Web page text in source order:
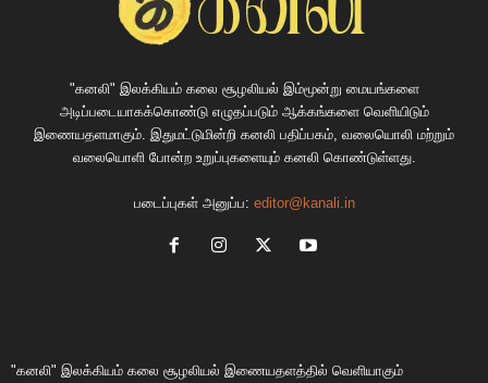
"கனலி" இலக்கியம் கலை சூழலியல் இம்மூன்று மையங்களை
அடிப்படையாகக்கொண்டு எழுதப்படும் ஆக்கங்களை வெளியிடும்
இணையதளமாகும். இதுமட்டுமின்றி கனலி பதிப்பகம், வலையொலி மற்றும்
வலையொளி போன்ற உறுப்புகளையும் கனலி கொண்டுள்ளது.
படைப்புகள் அனுப்ப: editor@kanali.in
"கனலி" இலக்கியம் கலை சூழலியல் இணையதளத்தில் வெளியாகும்